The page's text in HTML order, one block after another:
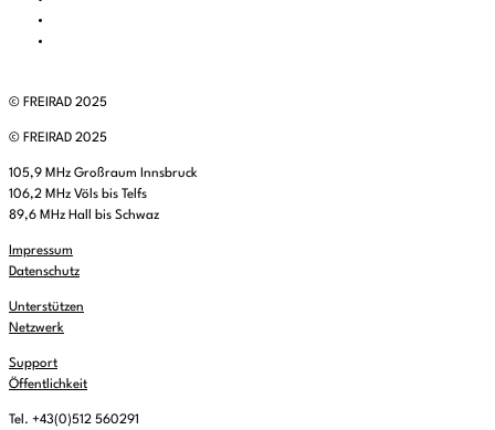
© FREIRAD 2025
© FREIRAD 2025
105,9 MHz Großraum Innsbruck
106,2 MHz Völs bis Telfs
89,6 MHz Hall bis Schwaz
Impressum
Datenschutz
Unterstützen
Netzwerk
Support
Öffentlichkeit
Tel. +43(0)512 560291